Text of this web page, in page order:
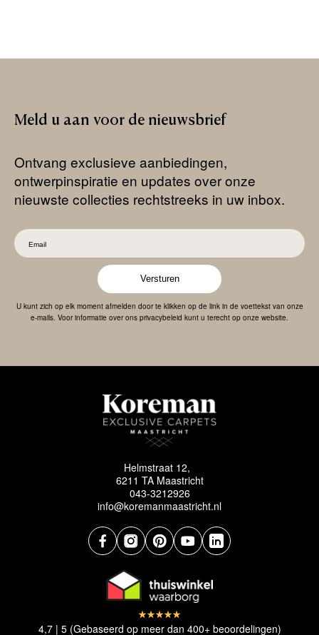
Meld u aan voor de nieuwsbrief
Ontvang exclusieve aanbiedingen,
ontwerpinspiratie en updates over onze
nieuwste collecties rechtstreeks in uw inbox.
Versturen
U kunt zich op elk moment afmelden door te klikken op de link in de voettekst van onze
e-mails. Voor informatie over ons privacybeleid kunt u terecht op onze website.
Helmstraat 12,
6211 TA Maastricht
043-3212926
info@koremanmaastricht.nl
4,7 | 5 (Gebaseerd op meer dan 400+ beoordelingen)